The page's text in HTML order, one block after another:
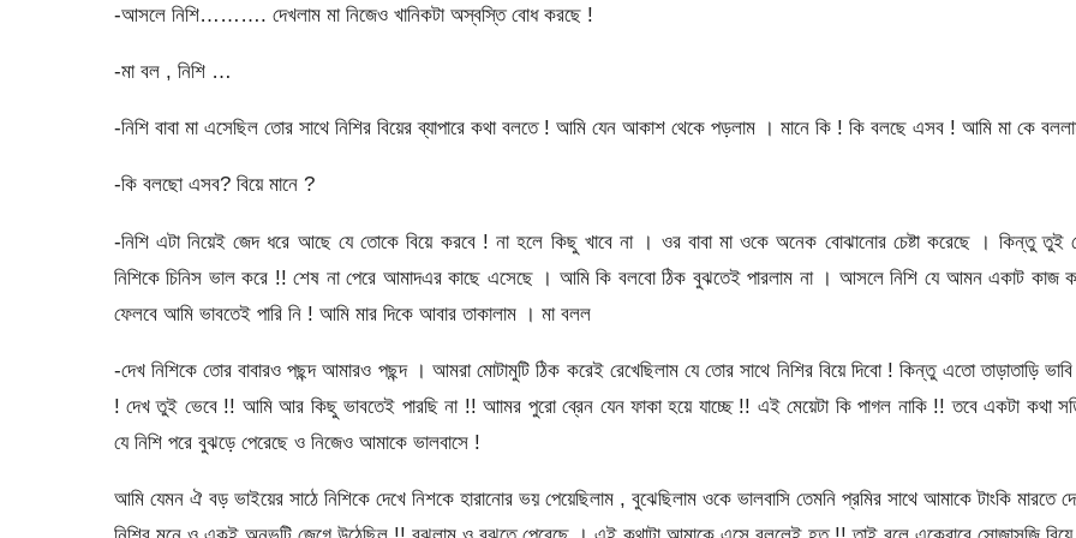
-আসলে নিশি………. দেখলাম মা নিজেও খানিকটা অস্বস্তি বোধ করছে !
-মা বল , নিশি …
-নিশি বাবা মা এসেছিল তোর সাথে নিশির বিয়ের ব্যাপারে কথা বলতে ! আমি যেন আকাশ থেকে পড়লাম । মানে কি ! কি বলছে এসব ! আমি মা কে
-কি বলছো এসব? বিয়ে মানে ?
-নিশি এটা নিয়েই জেদ ধরে আছে যে তোকে বিয়ে করবে ! না হলে কিছু খাবে না । ওর বাবা মা ওকে অনেক বোঝানোর চেষ্টা করেছে । কিন্তু তুই
নিশিকে চিনিস ভাল করে !! শেষ না পেরে আমাদএর কাছে এসেছে । আমি কি বলবো ঠিক বুঝতেই পারলাম না । আসলে নিশি যে আমন একাট কাজ
ফেলবে আমি ভাবতেই পারি নি ! আমি মার দিকে আবার তাকালাম । মা বলল
-দেখ নিশিকে তোর বাবারও পছন্দ আমারও পছন্দ । আমরা মোটামুটি ঠিক করেই রেখেছিলাম যে তোর সাথে নিশির বিয়ে দিবো ! কিন্তু এতো তাড়াতাড়ি ভাবি
! দেখ তুই ভেবে !! আমি আর কিছু ভাবতেই পারছি না !! আামর পুরো ব্রেন যেন ফাকা হয়ে যাচ্ছে !! এই মেয়েটা কি পাগল নাকি !! তবে একটা কথা
যে নিশি পরে বুঝড়ে পেরেছে ও নিজেও আমাকে ভালবাসে !
আমি যেমন ঐ বড় ভাইয়ের সাঠে নিশিকে দেখে নিশকে হারানোর ভয় পেয়েছিলাম , বুঝেছিলাম ওকে ভালবাসি তেমনি প্রমির সাথে আমাকে টাংকি মারতে